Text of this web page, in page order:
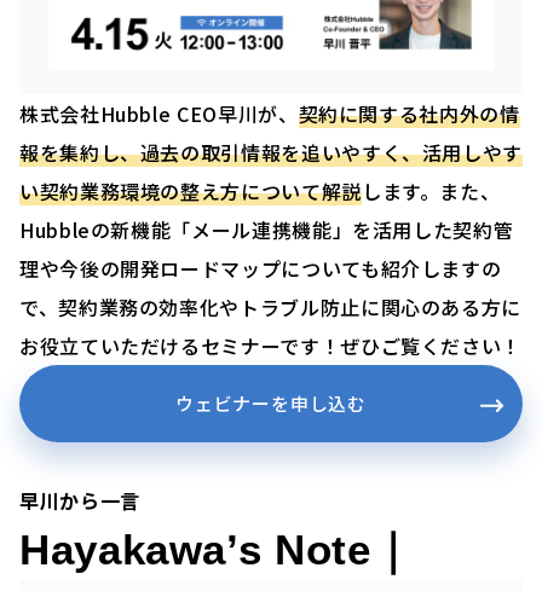
株式会社Hubble CEO早川が、 契約に関する社内外の情
報を集約し、過去の取引情報を追いやすく、活用しやす
い契約業務環境の整え方について解説します。また、
Hubbleの新機能「メール連携機能」を活用した契約管
理や今後の開発ロードマップについても紹介しますの
で、契約業務の効率化やトラブル防止に関心のある方に
お役立ていただけるセミナーです！ぜひご覧ください！
ウェビナーを申し込む
早川から一言
Hayakawa’s Note｜